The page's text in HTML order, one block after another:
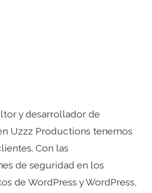
y desarrollador de
Uzzz Productions tenemos
Con las
de seguridad en los
de WordPress y WordPress,